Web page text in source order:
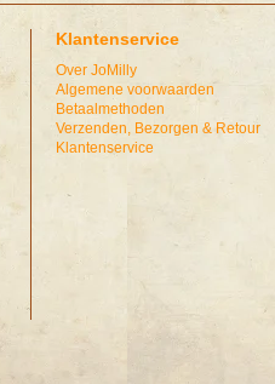
Klantenservice
Over JoMilly
Algemene voorwaarden
Betaalmethoden
Verzenden, Bezorgen & Retour
Klantenservice